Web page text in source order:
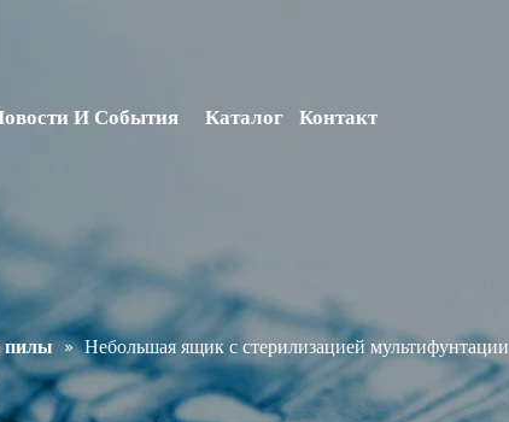
И События Каталог Контакт
пилы » Небольшая ящик с стерилизацией мультифунтации